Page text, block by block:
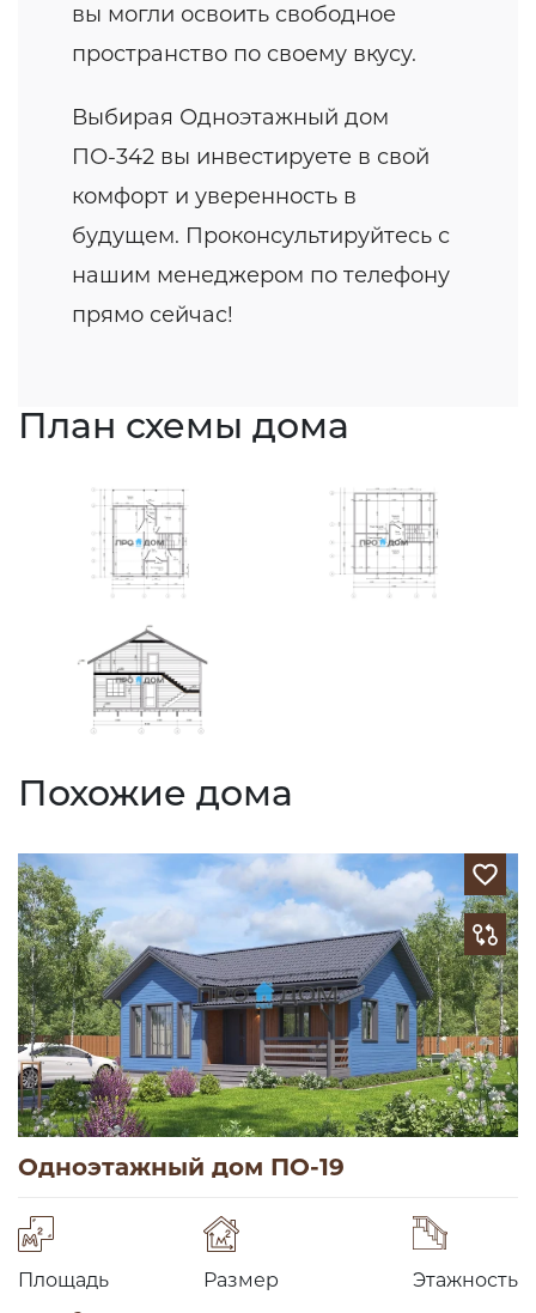
вы могли освоить свободное
пространство по своему вкусу.
Выбирая Одноэтажный дом
ПО-342 вы инвестируете в свой
комфорт и уверенность в
будущем. Проконсультируйтесь с
нашим менеджером по телефону
прямо сейчас!
План схемы дома
Похожие дома
Одноэтажный дом ПО-19
Площадь Размер Этажность